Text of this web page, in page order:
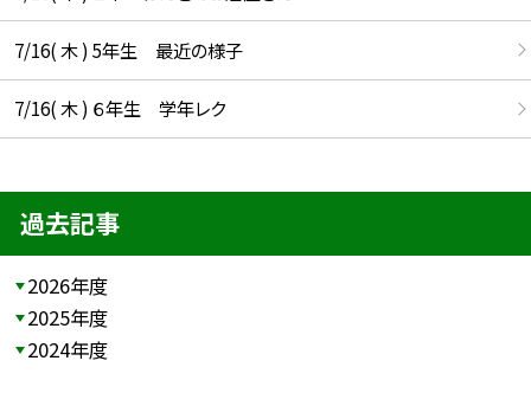
7/16( 木 ) 5年生 最近の様子
7/16( 木 ) ６年生 学年レク
過去記事
2026年度
2025年度
2024年度